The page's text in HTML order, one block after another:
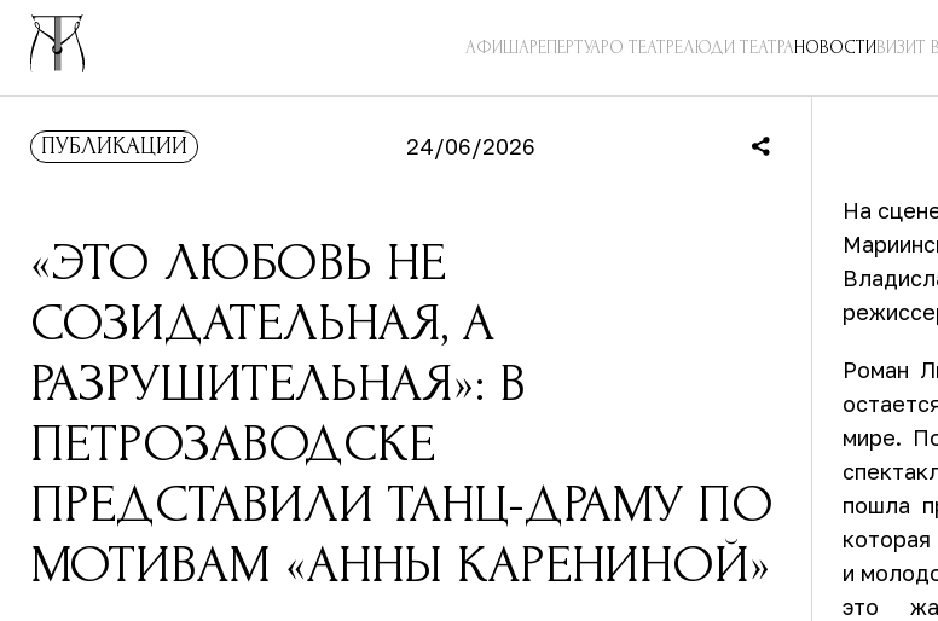
АФИШАРЕПЕРТУАРО ТЕАТРЕЛЮДИ ТЕАТРАНОВОСТИВИЗИТ
ПУБЛИКАЦИИ 24/06/2026
«ЭТО ЛЮБОВЬ НЕ
СОЗИДАТЕЛЬНАЯ, А
РАЗРУШИТЕЛЬНАЯ»: В
ПЕТРОЗАВОДСКЕ
ПРЕДСТАВИЛИ ТАНЦ-ДРАМУ ПО
МОТИВАМ «АННЫ КАРЕНИНОЙ»
На
Роман
мире.
пошла
и
это